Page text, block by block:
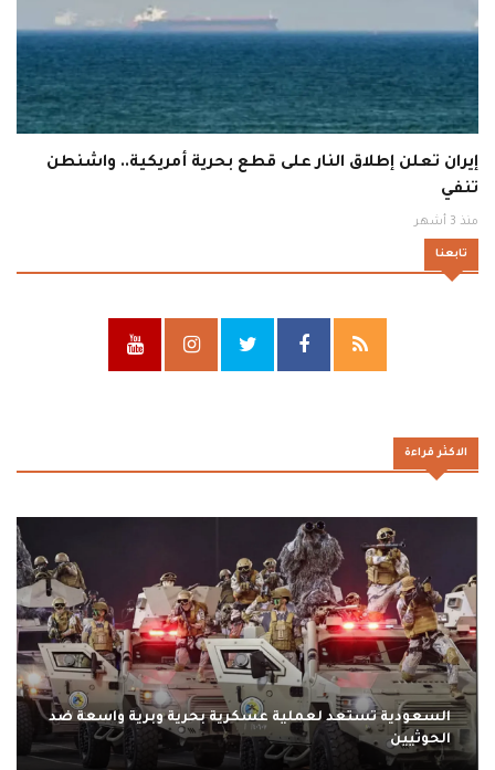
إيران تعلن إطلاق النار على قطع بحرية أمريكية.. واشنطن
تنفي
منذ 3 أشهر
تابعنا
الاكثر قراءة
السعودية تستعد لعملية عسكرية بحرية وبرية واسعة ضد
الحوثيين